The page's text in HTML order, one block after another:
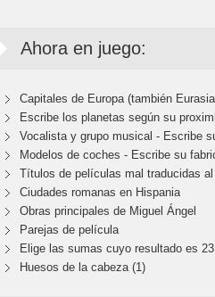
Ahora en juego:
Capitales de Europa (también
Escribe los planetas según su
Vocalista y grupo musical - Escribe
Modelos de coches - Escribe su
Títulos de películas mal traducidas al
Ciudades romanas en Hispania
Obras principales de Miguel Ángel
Parejas de película
Elige las sumas cuyo resultado es 23
Huesos de la cabeza (1)